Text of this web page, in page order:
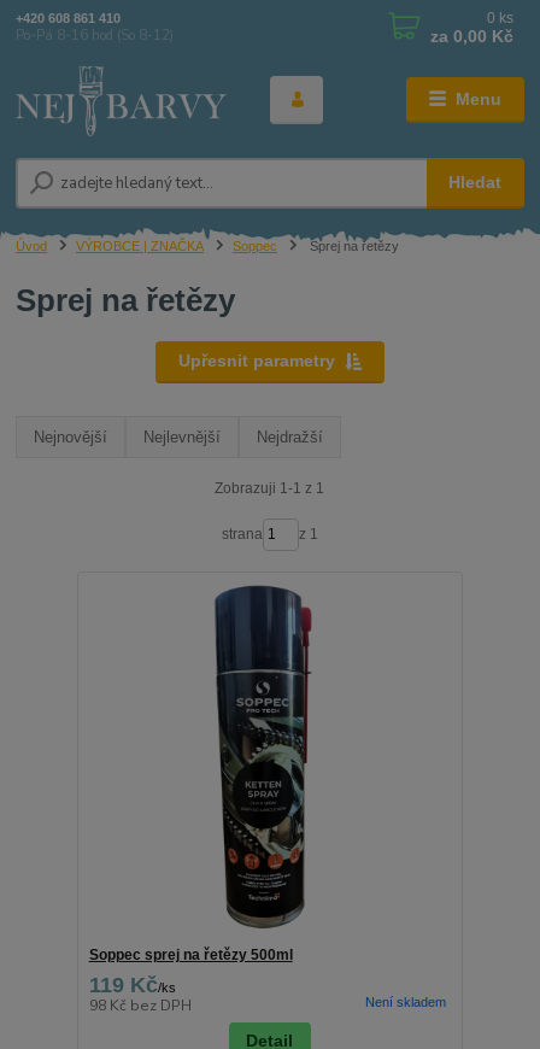
Menu
Hledat
+420 608 861 410
Po-Pá 8-16 hod (So 8-12)
0 ks
za 0,00 Kč
Úvod VÝROBCE | ZNAČKA Soppec Sprej na řetězy
Sprej na řetězy
Upřesnit parametry
Nejnovější Nejlevnější Nejdražší
Zobrazuji 1-1 z 1
strana z 1
Soppec sprej na řetězy 500ml
119 Kč/ks
98 Kč bez DPH Není skladem
Detail